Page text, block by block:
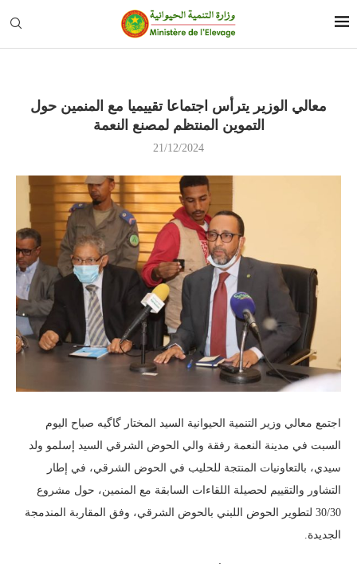
معالي الوزير يترأس اجتماعا تقييميا مع المنمين حول
التموين المنتظم لمصنع النعمة
21/12/2024
اجتمع معالي وزير التنمية الحيوانية السيد المختار گاگيه صباح اليوم
السبت في مدينة النعمة رفقة والي الحوض الشرقي السيد إسلمو ولد
سيدي، بالتعاونيات المنتجة للحليب في الحوض الشرقي، في إطار
التشاور والتقييم لحصيلة اللقاءات السابقة مع المنمين، حول مشروع
30/30 لتطوير الحوض اللبني بالحوض الشرقي، وفق المقاربة المندمجة
الجديدة.